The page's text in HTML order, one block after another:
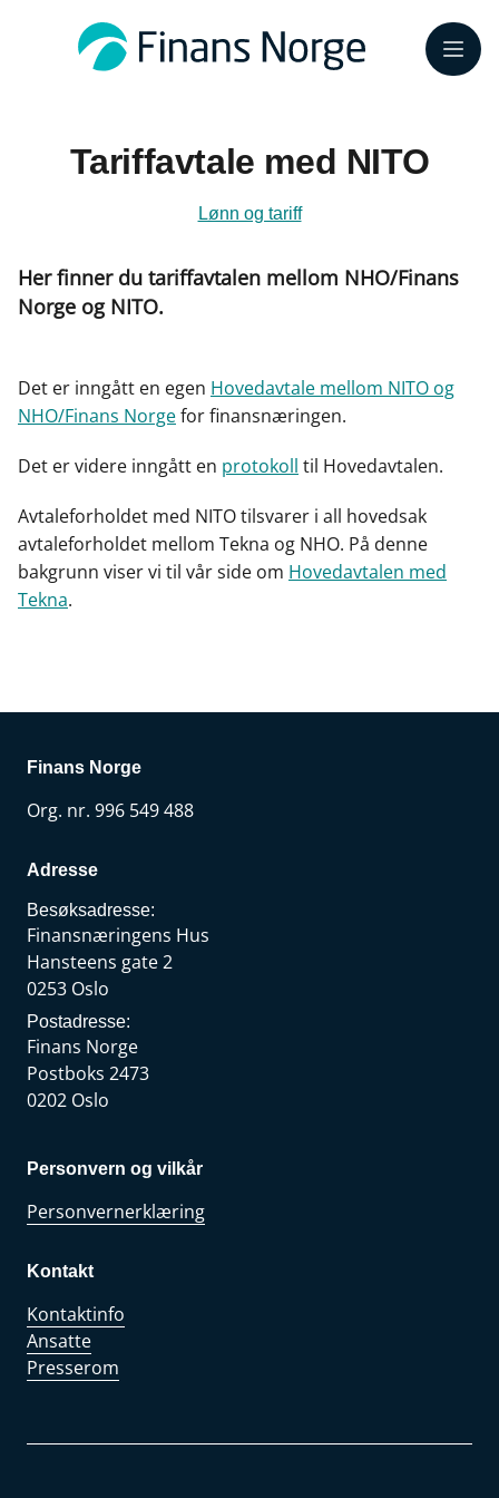
Meny
Tariffavtale med NITO
Lønn og tariff
Her finner du tariffavtalen mellom NHO/Finans
Norge og NITO.
Det er inngått en egen Hovedavtale mellom NITO og
NHO/Finans Norgefor finansnæringen.
Det er videre inngått en protokoll til Hovedavtalen.
Avtaleforholdet med NITO tilsvarer i all hovedsak
avtaleforholdet mellom Tekna og NHO. På denne
bakgrunn viser vi til vår side om Hovedavtalen med
Tekna.
Finans Norge
Org. nr. 996 549 488
Adresse
Besøksadresse:
Finansnæringens Hus
Hansteens gate 2
0253 Oslo
Postadresse:
Finans Norge
Postboks 2473
0202 Oslo
Personvern og vilkår
Personvernerklæring
Kontakt
Kontaktinfo
Ansatte
Presserom